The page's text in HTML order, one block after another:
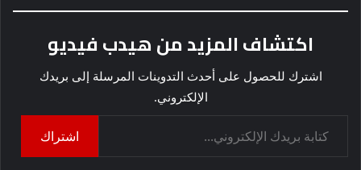
اكتشاف المزيد من هيدب فيديو
اشترك للحصول على أحدث التدوينات المرسلة إلى بريدك
الإلكتروني.
اشتراك